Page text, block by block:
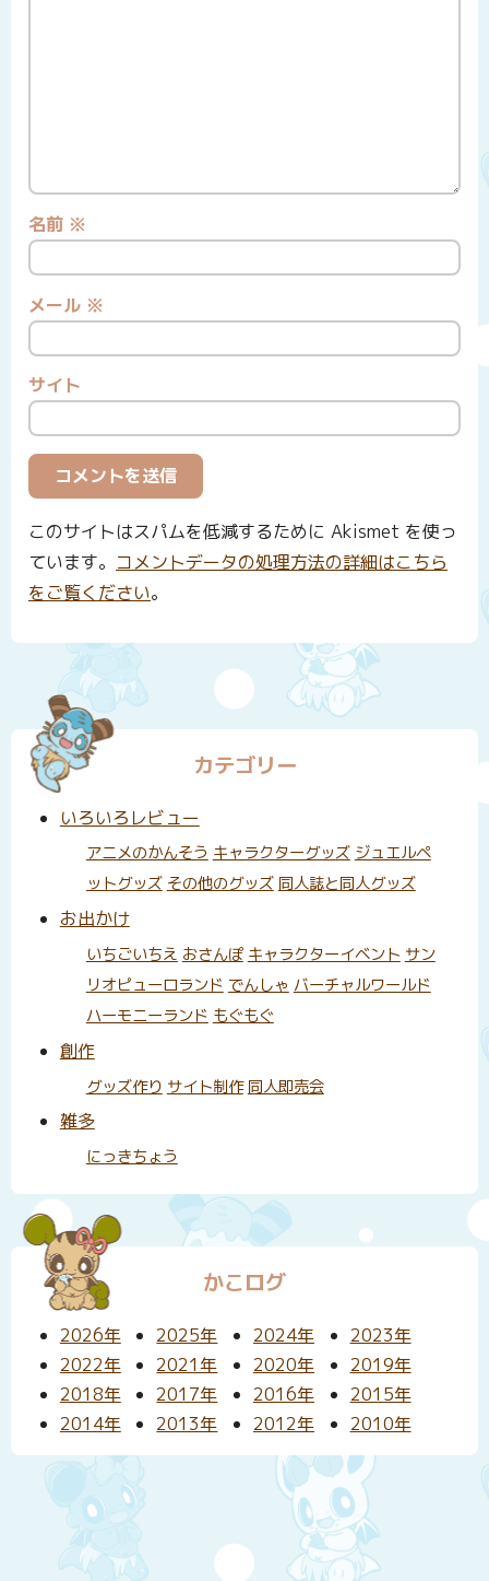
名前 ※
メール ※
サイト
このサイトはスパムを低減するために Akismet を使っ
ています。 コメントデータの処理方法の詳細はこちら
をご覧ください。
カテゴリー
いろいろレビュー
アニメのかんそう キャラクターグッズ ジュエルペ
ットグッズ その他のグッズ 同人誌と同人グッズ
お出かけ
いちごいちえ おさんぽ キャラクターイベント サン
リオピューロランド でんしゃ バーチャルワールド
ハーモニーランド もぐもぐ
創作
グッズ作り サイト制作 同人即売会
雑多
にっきちょう
かこログ
2026年 2025年 2024年
2023年
2022年
2021年 2020年
2019年
2018年
2017年 2016年
2015年
2014年
2013年 2012年 2010年